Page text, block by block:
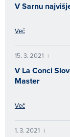
V Sarnu
Več
15. 3. 2021 |
V La Conci
Master
Več
1. 3. 2021 |